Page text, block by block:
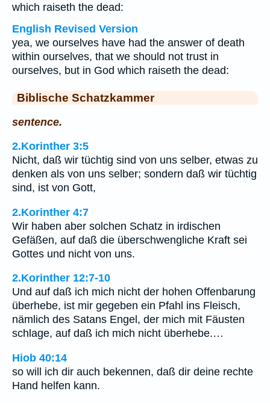
which raiseth the dead:
English Revised Version
yea, we ourselves have had the answer of death
within ourselves, that we should not trust in
ourselves, but in God which raiseth the dead:
Biblische Schatzkammer
sentence.
2.Korinther 3:5
Nicht, daß wir tüchtig sind von uns selber, etwas zu
denken als von uns selber; sondern daß wir tüchtig
sind, ist von Gott,
2.Korinther 4:7
Wir haben aber solchen Schatz in irdischen
Gefäßen, auf daß die überschwengliche Kraft sei
Gottes und nicht von uns.
2.Korinther 12:7-10
Und auf daß ich mich nicht der hohen Offenbarung
überhebe, ist mir gegeben ein Pfahl ins Fleisch,
nämlich des Satans Engel, der mich mit Fäusten
schlage, auf daß ich mich nicht überhebe.…
Hiob 40:14
so will ich dir auch bekennen, daß dir deine rechte
Hand helfen kann.